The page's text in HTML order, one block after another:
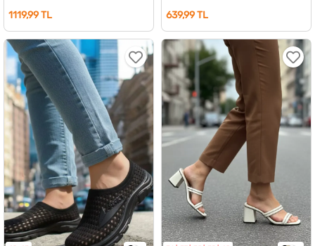
1119,99 TL
639,99 TL